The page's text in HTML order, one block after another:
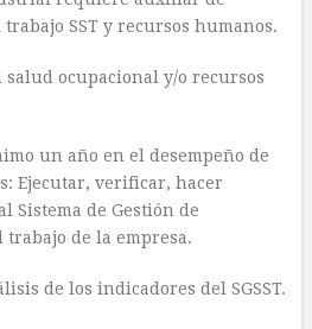
SST y recursos humanos.
salud ocupacional y/o recursos
un año en el desempeño de
Ejecutar, verificar, hacer
Sistema de Gestión de
de la empresa.
de los indicadores del SGSST.